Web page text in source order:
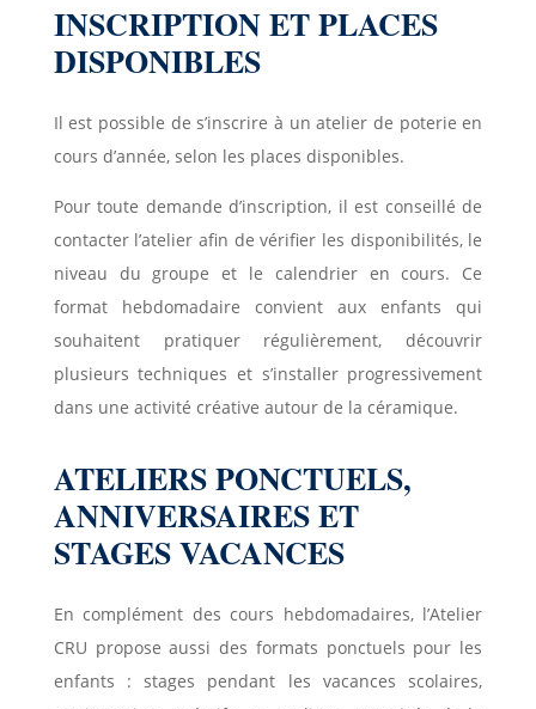
INSCRIPTION ET PLACES
DISPONIBLES
Il est possible de s’inscrire à un atelier de poterie en
cours d’année, selon les places disponibles.
Pour toute demande d’inscription, il est conseillé de
contacter l’atelier afin de vérifier les disponibilités, le
niveau du groupe et le calendrier en cours. Ce
format hebdomadaire convient aux enfants qui
souhaitent pratiquer régulièrement, découvrir
plusieurs techniques et s’installer progressivement
dans une activité créative autour de la céramique.
ATELIERS PONCTUELS,
ANNIVERSAIRES ET
STAGES VACANCES
En complément des cours hebdomadaires, l’Atelier
CRU propose aussi des formats ponctuels pour les
enfants : stages pendant les vacances scolaires,